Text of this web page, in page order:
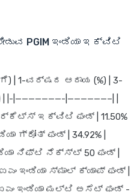
PGIM ಇಂಡಿಯಾ ಇಕ್ವಿಟಿ
| 1-ವರ್ಷದ ಆದಾಯ (%) | 3-
|-|———————-|——————–| |
ಇಕ್ವಿಟಿ ಫಂಡ್ | 11.50%
ಗ್ರೋತ್ ಫಂಡ್ | 34.92% |
ನಿಫ್ಟಿ ನೆಕ್ಸ್ಟ್ 50 ಫಂಡ್ |
ಇಂಡಿಯಾ ಸ್ಮಾಲ್ ಕ್ಯಾಪ್ ಫಂಡ್ |
ಪಿಜಿಐಎಂ ಇಂಡಿಯಾ ಮಲ್ಟಿ ಅಸೆಟ್ ಫಂಡ್ -